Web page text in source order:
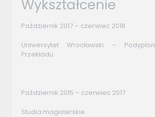
Wykształcenie
Październik 2017 – czerwiec 2018
Uniwersytet Wrocławski –
Przekładu
Październik 2015 – czerwiec 2017
Studia magisterskie